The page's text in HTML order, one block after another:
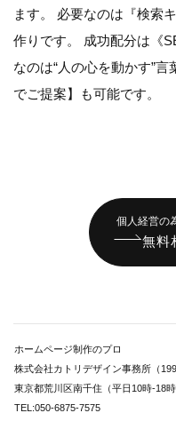
ます。 必要なのは『検索
作りです。 成功配分は《
なのは“人の心を動かす”
でご提案】も可能です。
個人経営の
無料
ホームページ制作のプロ
株式会社カトリデザイン事務所（
東京都荒川区南千住（平日10時-18時
TEL:050-6875-7575